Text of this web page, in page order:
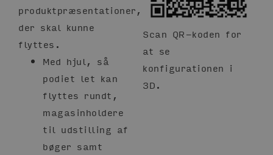
produktpræsentationer,
der skal kunne
flyttes.
Med hjul, så
podiet let kan
flyttes rundt,
magasinholdere
til udstilling af
bøger samt
Scan QR-koden for
at se
konfigurationen i
3D.